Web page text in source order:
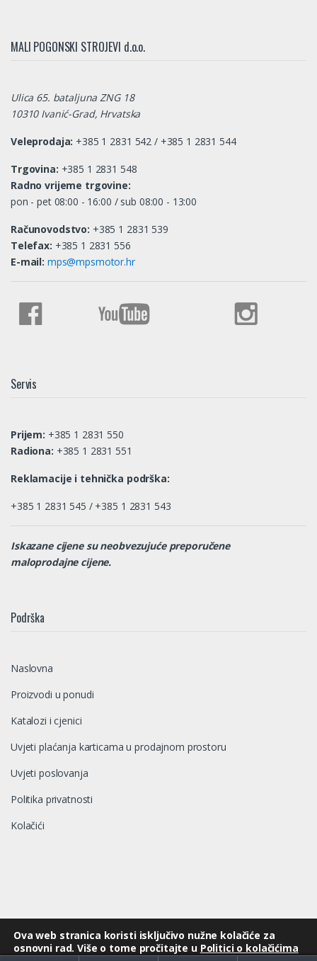
MALI POGONSKI STROJEVI d.o.o.
Ulica 65. bataljuna ZNG 18
10310 Ivanić-Grad, Hrvatska
Veleprodaja: +385 1 2831 542 / +385 1 2831 544
Trgovina: +385 1 2831 548
Radno vrijeme trgovine:
pon - pet 08:00 - 16:00 / sub 08:00 - 13:00
Računovodstvo: +385 1 2831 539
Telefax: +385 1 2831 556
E-mail: mps@mpsmotor.hr
Servis
Prijem: +385 1 2831 550
Radiona: +385 1 2831 551
Reklamacije i tehnička podrška:
+385 1 2831 545 / +385 1 2831 543
Iskazane cijene su neobvezujuće preporučene
maloprodajne cijene.
Podrška
Naslovna
Proizvodi u ponudi
Katalozi i cjenici
Uvjeti plaćanja karticama u prodajnom prostoru
Uvjeti poslovanja
Politika privatnosti
Kolačići
©MALI POGONSKI STROJEVI d.o.o.
Ova web stranica koristi isključivo nužne kolačiće za
osnovni rad. Više o tome pročitajte u Politici o kolačićima